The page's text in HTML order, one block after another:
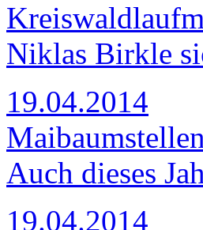
Niklas Birkle
19.04.2014
Maibaumstellen
Auch dieses
19.04.2014